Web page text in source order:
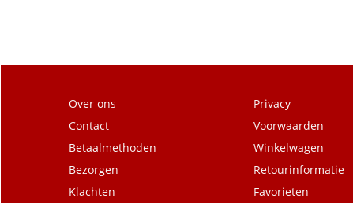
Over ons
Contact
Betaalmethoden
Bezorgen
Klachten
Privacy
Voorwaarden
Winkelwagen
Retourinformatie
Favorieten